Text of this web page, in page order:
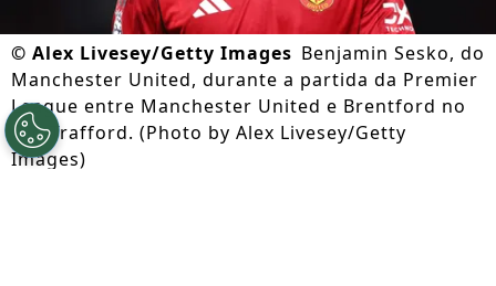
© Alex Livesey/Getty Images Benjamin Sesko, do
Manchester United, durante a partida da Premier
League entre Manchester United e Brentford no
Old Trafford. (Photo by Alex Livesey/Getty
Images)